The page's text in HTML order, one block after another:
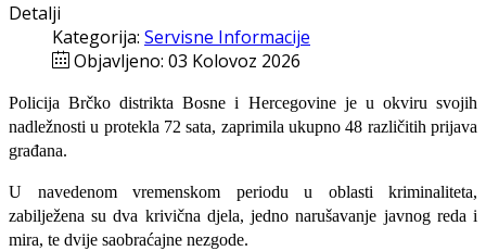
Detalji
Kategorija: Servisne Informacije
Objavljeno: 03 Kolovoz 2026
Policija Brčko distrikta Bosne i Hercegovine je u okviru svojih
nadležnosti u protekla 72 sata, zaprimila ukupno 48 različitih prijava
građana.
U navedenom vremenskom periodu u oblasti kriminaliteta,
zabilježena su dva krivična djela, jedno narušavanje javnog reda i
mira, te dvije saobraćajne nezgode.